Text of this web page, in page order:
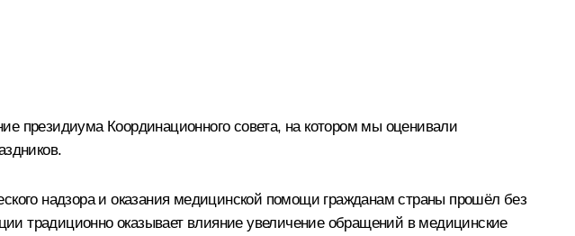
президиума Координационного совета, на котором мы оценивали
надзора и оказания медицинской помощи гражданам страны прошёл без
традиционно оказывает влияние увеличение обращений в медицинские